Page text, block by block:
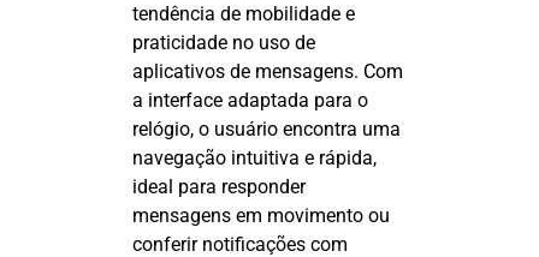
tendência de mobilidade e
praticidade no uso de
aplicativos de mensagens. Com
a interface adaptada para o
relógio, o usuário encontra uma
navegação intuitiva e rápida,
ideal para responder
mensagens em movimento ou
conferir notificações com